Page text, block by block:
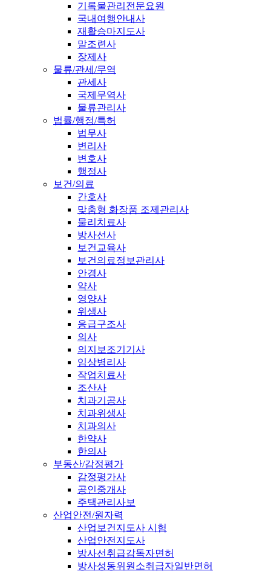
기록물관리전문요원
국내여행안내사
재활승마지도사
말조련사
장제사
물류/관세/무역
관세사
국제무역사
물류관리사
법률/행정/특허
법무사
변리사
변호사
행정사
보건/의료
간호사
맞춤형 화장품 조제관리사
물리치료사
방사선사
보건교육사
보건의료정보관리사
안경사
약사
영양사
위생사
응급구조사
의사
의지보조기기사
임상병리사
작업치료사
조산사
치과기공사
치과위생사
치과의사
한약사
한의사
부동산/감정평가
감정평가사
공인중개사
주택관리사보
산업안전/원자력
산업보건지도사 시험
산업안전지도사
방사선취급감독자면허
방사성동위원소취급자일반면허